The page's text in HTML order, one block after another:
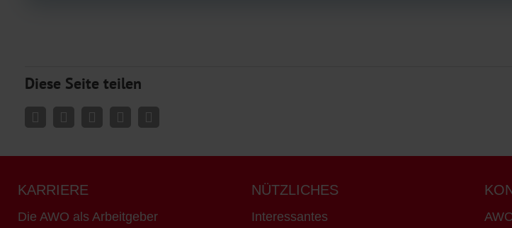
Diese Seite teilen
KARRIERE
Die AWO als Arbeitgeber
NÜTZLICHES
Interessantes